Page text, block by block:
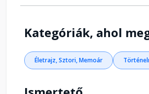
Kategóriák, ahol
Életrajz, Sztori, Memoár